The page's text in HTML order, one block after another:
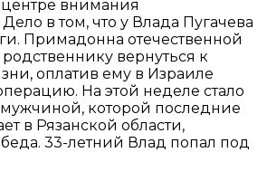
внимания
в том, что у Влада Пугачева
Примадонна отечественной
вернуться к
оплатив ему в Израиле
На этой неделе стало
мужчиной, которой последние
в Рязанской области,
33-летний Влад попал под